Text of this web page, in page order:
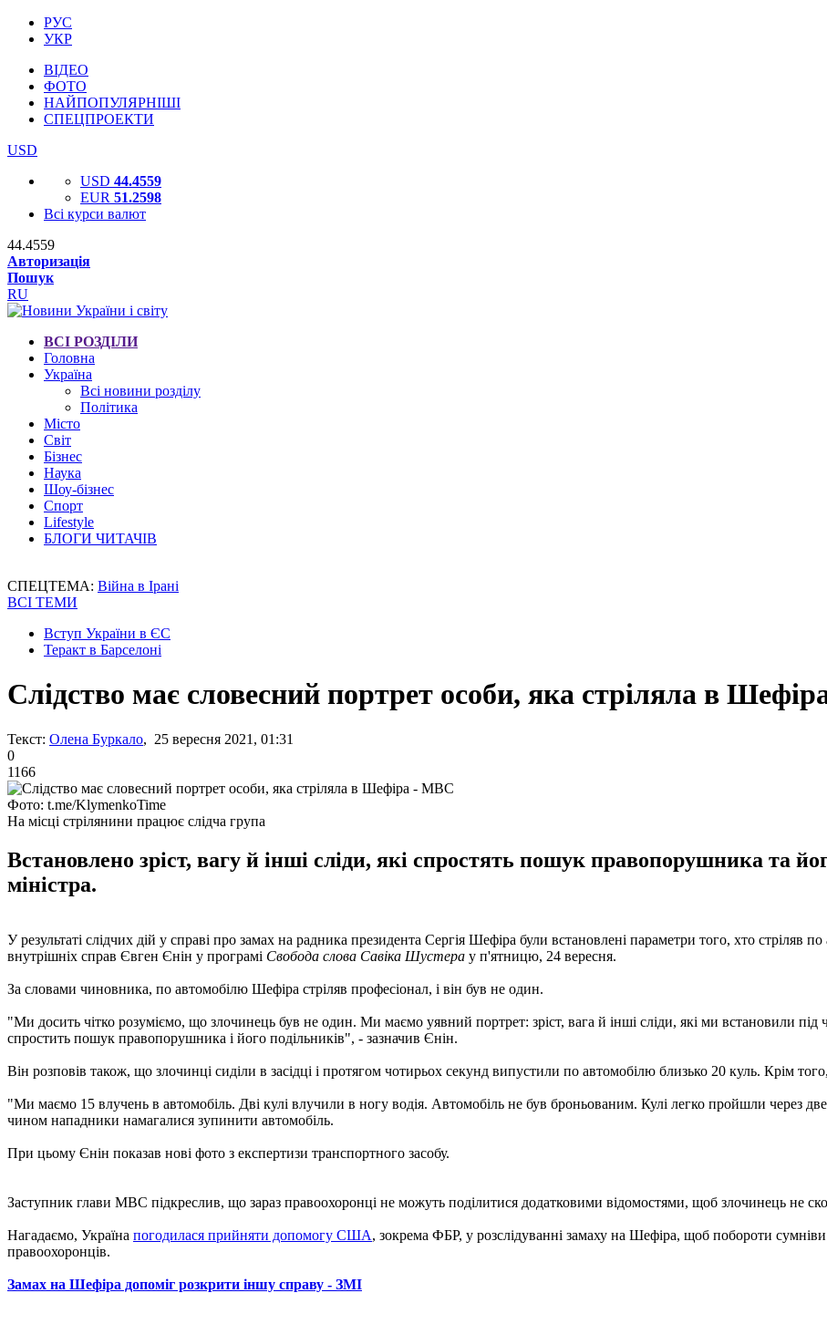
РУС
УКР
ВІДЕО
ФОТО
НАЙПОПУЛЯРНІШІ
СПЕЦПРОЕКТИ
USD
USD 44.4559
EUR 51.2598
Всі курси валют
44.4559
Авторизація
Пошук
RU
ВСІ РОЗДІЛИ
Головна
Україна
Всі новини розділу
Політика
Місто
Світ
Бізнес
Наука
Шоу-бізнес
Спорт
Lifestyle
БЛОГИ ЧИТАЧІВ
СПЕЦТЕМА: Війна в Ірані
ВСІ ТЕМИ
Вступ України в ЄС
Теракт в Барселоні
Слідство має словесний портрет особи, яка стріляла в
Текст: Олена Буркало, 25 вересня 2021, 01:31
0
1166
Фото: t.me/KlymenkoTime
На місці стрілянини працює слідча група
Встановлено зріст, вагу й інші сліди, які спростять пошук правопорушника та
міністра.
У результаті слідчих дій у справі про замах на радника президента Сергія Шефіра були встановлені параметри того, хто стріляв
внутрішніх справ Євген Єнін у програмі Свобода слова Савіка Шустера у п'ятницю, 24 вересня.
За словами чиновника, по автомобілю Шефіра стріляв професіонал, і він був не один.
"Ми досить чітко розуміємо, що злочинець був не один. Ми маємо уявний портрет: зріст, вага й інші сліди, які ми встановили під
спростить пошук правопорушника і його подільників", - зазначив Єнін.
Він розповів також, що злочинці сиділи в засідці і протягом чотирьох секунд випустили по автомобілю близько 20 куль. Крім
"Ми маємо 15 влучень в автомобіль. Дві кулі влучили в ногу водія. Автомобіль не був броньованим. Кулі легко пройшли через
чином нападники намагалися зупинити автомобіль.
При цьому Єнін показав нові фото з експертизи транспортного засобу.
Заступник глави МВС підкреслив, що зараз правоохоронці не можуть поділитися додатковими відомостями, щоб злочинець не
Нагадаємо, Україна погодилася прийняти допомогу США, зокрема ФБР, у розслідуванні замаху на Шефіра, щоб побороти
правоохоронців.
Замах на Шефіра допоміг розкрити іншу справу - ЗМІ